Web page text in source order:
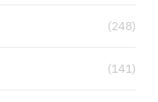
(248)
(141)